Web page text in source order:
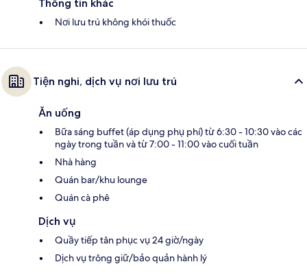
Thông tin khác
Nơi lưu trú không khói thuốc
Tiện nghi, dịch vụ nơi lưu trú
Ăn uống
Bữa sáng buffet (áp dụng phụ phí) từ 6:30 - 10:30 vào các
ngày trong tuần và từ 7:00 - 11:00 vào cuối tuần
Nhà hàng
Quán bar/khu lounge
Quán cà phê
Dịch vụ
Quầy tiếp tân phục vụ 24 giờ/ngày
Dịch vụ trông giữ/bảo quản hành lý